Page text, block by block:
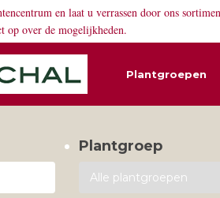
en laat u verrassen door ons
op over de mogelijkheden.
Plantgroepen
Plantgroep